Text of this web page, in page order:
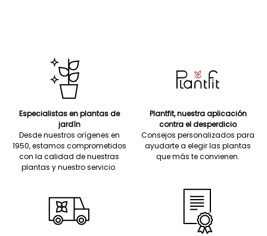
Especialistas en plantas de
jardín
Desde nuestros orígenes en
1950, estamos comprometidos
con la calidad de nuestras
plantas y nuestro servicio.
Plantfit, nuestra aplicación
contra el desperdicio
Consejos personalizados para
ayudarte a elegir las plantas
que más te convienen.